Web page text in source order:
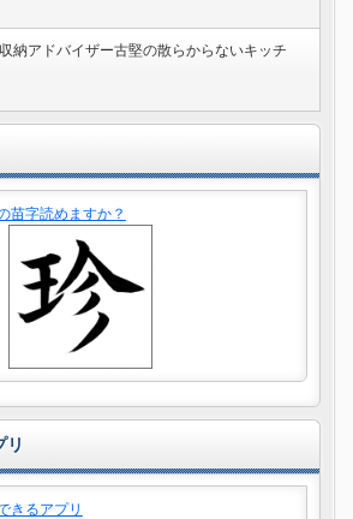
納アドバイザー古堅の散らからないキッチ
苗字読めますか？
リ
きるアプリ